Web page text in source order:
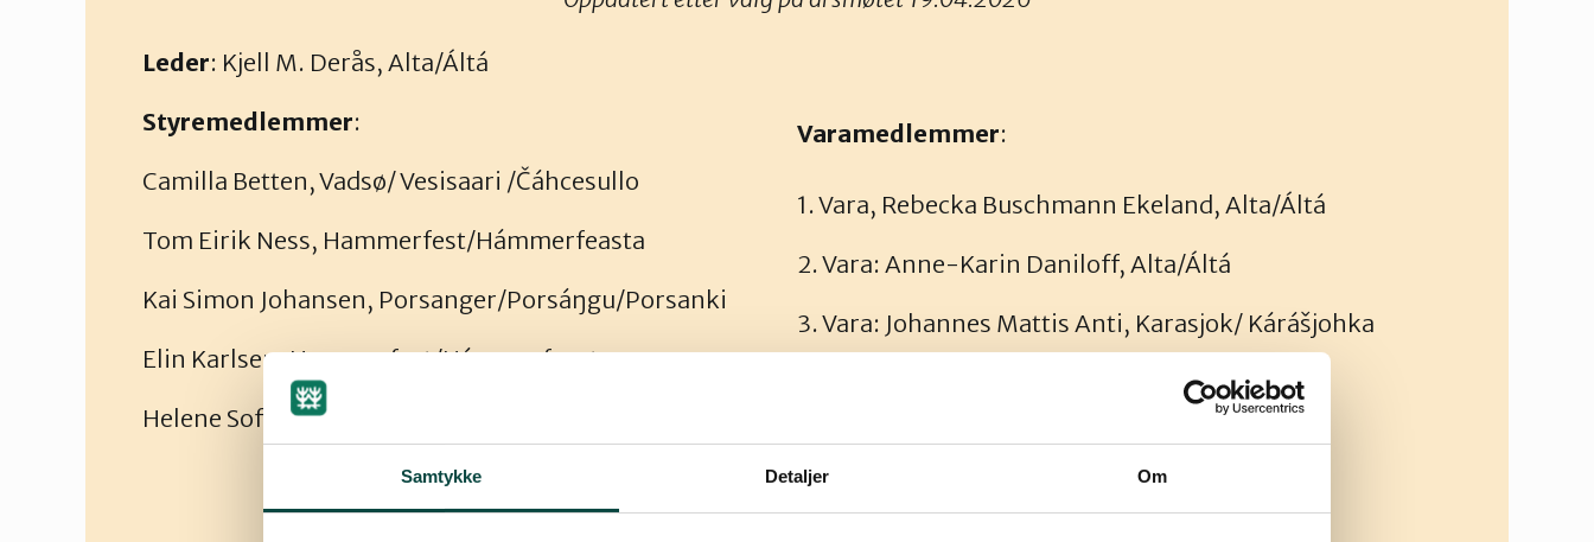
Samtykke Detaljer Om
Leder: Kjell M. Derås, Alta/Áltá
Styremedlemmer:
Camilla Betten, Vadsø/ Vesisaari /Čáhcesullo
Tom Eirik Ness, Hammerfest/Hámmerfeasta
Kai Simon Johansen, Porsanger/Porsáŋgu/Porsanki
Elin Karlsen, Hammerfest/Hámmerfeasta
Helene Sofie Smit
Varamedlemmer:
1. Vara, Rebecka Buschmann Ekeland, Alta/Áltá
2. Vara: Anne-Karin Daniloff, Alta/Áltá
3. Vara: Johannes Mattis Anti, Karasjok/ Kárášjohka
4. Vara: Pierre Fagard, Tana/Deatnu